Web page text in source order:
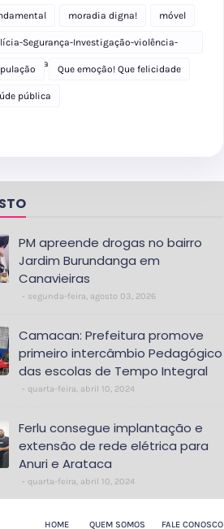
moradia digna! móvel
Segurança-Investigação-violência-
Militar-delegaciaQue emoção! Que felicidade
pública
PM apreende drogas no bairro
Jardim Burundanga em
Canavieiras
segunda-feira, agosto 03, 2026
Camacan: Prefeitura promove
primeiro intercâmbio Pedagógico
das escolas de Tempo Integral
quarta-feira, abril 10, 2024
Ferlu consegue implantação e
extensão de rede elétrica para
Anuri e Arataca
quarta-feira, abril 10, 2024
HOME QUEM SOMOS FALE CONOSCO